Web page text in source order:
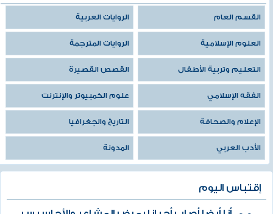
القسم العام الروايات العربية
العلوم الإسلامية الروايات المترجمة
التعليم وتربية الأطفال القصص القصيرة
الفقه الإسلامي علوم الكمبيوتر والإنترنت
الإعلام والصحافة التاريخ والجغرافيا
الأدب العربي المدونة
إقتباس اليوم